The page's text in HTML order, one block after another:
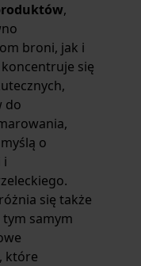
,
broni, jak i
się
do
o
i
się także
tym samym
które